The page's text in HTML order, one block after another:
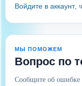
Войдите в аккаунт,
МЫ ПОМОЖЕМ
Вопрос по
Сообщите об ошибке